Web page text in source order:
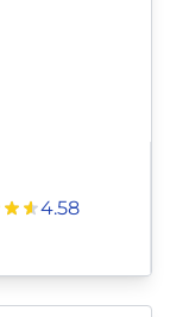
4.58